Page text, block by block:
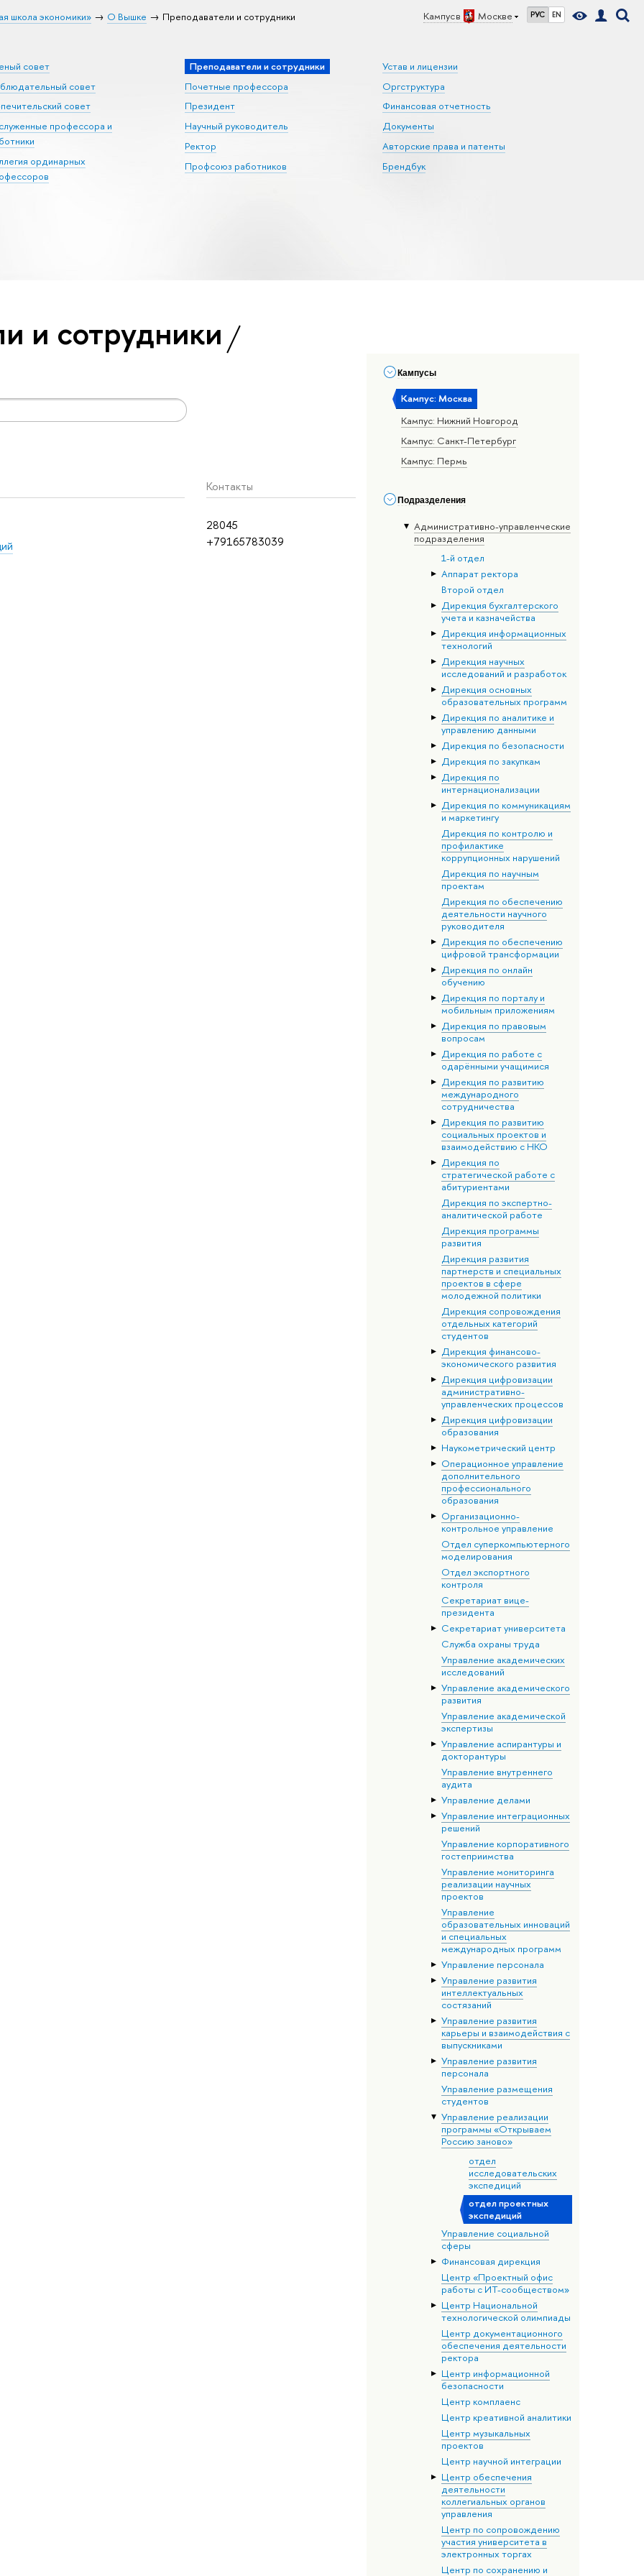
Кампус в Москве РУС EN
школа экономики» О Вышке Преподаватели и сотрудники
совет
совет
совет
профессора и
ординарных
Преподаватели и сотрудники
Почетные профессора
Президент
Научный руководитель
Ректор
Профсоюз работников
Устав и лицензии
Оргструктура
Финансовая отчетность
Документы
Авторские права и патенты
Брендбук
Кампусы
Кампус: Москва
Кампус: Нижний Новгород
Кампус: Санкт-Петербург
Кампус: Пермь
Подразделения
Административно-управленческие
подразделения
1-й отдел
Аппарат ректора
Второй отдел
Дирекция бухгалтерского
учета и казначейства
Дирекция информационных
технологий
Дирекция научных
исследований и разработок
Дирекция основных
образовательных программ
Дирекция по аналитике и
управлению данными
Дирекция по безопасности
Дирекция по закупкам
Дирекция по
интернационализации
Дирекция по коммуникациям
и маркетингу
Дирекция по контролю и
профилактике
коррупционных нарушений
Дирекция по научным
проектам
Дирекция по обеспечению
деятельности научного
руководителя
Дирекция по обеспечению
цифровой трансформации
Дирекция по онлайн
обучению
Дирекция по порталу и
мобильным приложениям
Дирекция по правовым
вопросам
Дирекция по работе с
одарёнными учащимися
Дирекция по развитию
международного
сотрудничества
Дирекция по развитию
социальных проектов и
взаимодействию с НКО
Дирекция по
стратегической работе с
абитуриентами
Дирекция по экспертно-
аналитической работе
Дирекция программы
развития
Дирекция развития
партнерств и специальных
проектов в сфере
молодежной политики
Дирекция сопровождения
отдельных категорий
студентов
Дирекция финансово-
экономического развития
Дирекция цифровизации
административно-
управленческих процессов
Дирекция цифровизации
образования
Наукометрический центр
Операционное управление
дополнительного
профессионального
образования
Организационно-
контрольное управление
Отдел суперкомпьютерного
моделирования
Отдел экспортного
контроля
Секретариат вице-
президента
Секретариат университета
Служба охраны труда
Управление академических
исследований
Управление академического
развития
Управление академической
экспертизы
Управление аспирантуры и
докторантуры
Управление внутреннего
аудита
Управление делами
Управление интеграционных
решений
Управление корпоративного
гостеприимства
Управление мониторинга
реализации научных
проектов
Управление
образовательных инноваций
и специальных
международных программ
Управление персонала
Управление развития
интеллектуальных
состязаний
Управление развития
карьеры и взаимодействия с
выпускниками
Управление развития
персонала
Управление размещения
студентов
Управление реализации
программы «Открываем
Россию заново»
отдел
исследовательских
экспедиций
отдел проектных
экспедиций
Управление социальной
сферы
Финансовая дирекция
Центр «Проектный офис
работы с ИТ-сообществом»
Центр Национальной
технологической олимпиады
Центр документационного
обеспечения деятельности
ректора
Центр информационной
безопасности
Центр комплаенс
Центр креативной аналитики
Центр музыкальных
проектов
Центр научной интеграции
Центр обеспечения
деятельности
коллегиальных органов
управления
Центр по сопровождению
участия университета в
электронных торгах
Центр по сохранению и
и сотрудники
Контакты
28045
+79165783039